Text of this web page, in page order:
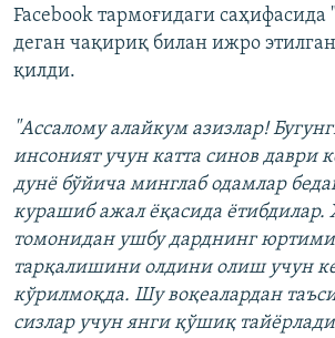
Facebook тармоғидаги саҳифасида
деган чақириқ билан ижро
қилди.
"Ассалому алайкум азизлар!
инсоният учун катта синов даври
дунё бўйича минглаб одамлар
курашиб ажал ёқасида ётибдилар.
томонидан ушбу дарднинг
тарқалишини олдини олиш учун
кўрилмоқда. Шу воқеалардан
сизлар учун янги қўшиқ